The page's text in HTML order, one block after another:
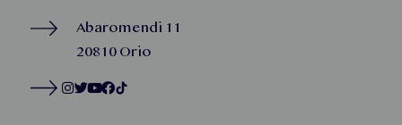
Abaromendi 11
20810 Orio